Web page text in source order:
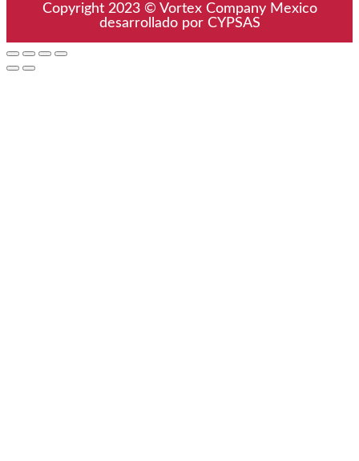
Copyright 2023 © Vortex Company Mexico
desarrollado por CYPSAS